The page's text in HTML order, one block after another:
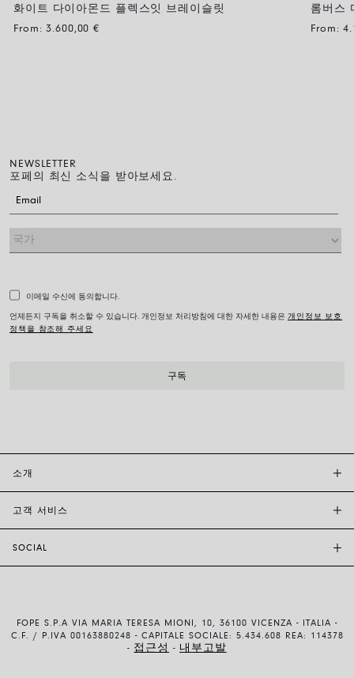
화이트 다이아몬드 플렉스잇 브레이슬릿
From:3.600,00€
롬버스
From:
NEWSLETTER
포페의 최신 소식을 받아보세요.
이메일 수신에 동의합니다.
언제든지 구독을 취소할 수 있습니다. 개인정보 처리방침에 대한 자세한 내용은 개인정보 보호
정책을 참조해 주세요
소개
고객 서비스
배송 및 반품
SOCIAL
YOUTUBE
FOPE S.P.A VIA MARIA TERESA MIONI, 10, 36100 VICENZA - ITALIA -
C.F. / P.IVA 00163880248 - CAPITALE SOCIALE: 5.434.608 REA: 114378
- 접근성 - 내부고발